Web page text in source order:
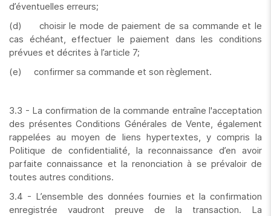
d’éventuelles erreurs;
(d) choisir le mode de paiement de sa commande et le
cas échéant, effectuer le paiement dans les conditions
prévues et décrites à l’article 7;
(e) confirmer sa commande et son règlement.
3.3 - La confirmation de la commande entraîne l'acceptation
des présentes Conditions Générales de Vente, également
rappelées au moyen de liens hypertextes, y compris la
Politique de confidentialité, la reconnaissance d’en avoir
parfaite connaissance et la renonciation à se prévaloir de
toutes autres conditions.
3.4 - L’ensemble des données fournies et la confirmation
enregistrée vaudront preuve de la transaction. La